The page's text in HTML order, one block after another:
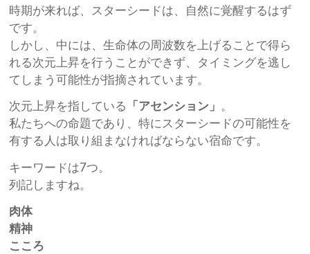
時期が来れば、スターシードは、自然に覚醒するはず
です。
しかし、中には、生命体の周波数を上げることで得ら
れる次元上昇を行うことができず、タイミングを逃し
てしまう可能性が指摘されています。
次元上昇を指している 「アセンション」 。
私たちへの命題であり、特にスターシードの可能性を
有する人は取り組まなければならない宿命です。
キーワードは7つ。
列記しますね。
肉体
精神
こころ